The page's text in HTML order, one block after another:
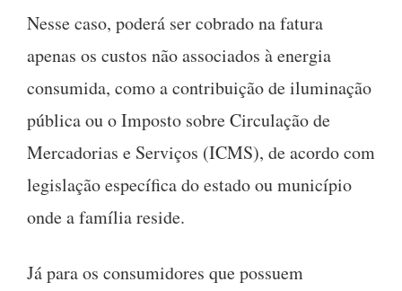
Nesse caso, poderá ser cobrado na fatura
apenas os custos não associados à energia
consumida, como a contribuição de iluminação
pública ou o Imposto sobre Circulação de
Mercadorias e Serviços (ICMS), de acordo com
legislação específica do estado ou município
onde a família reside.
Já para os consumidores que possuem